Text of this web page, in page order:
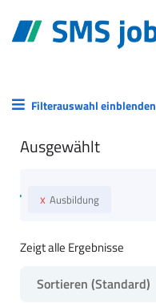
Filterauswahl einblenden
Ausgewählt
x Ausbildung
Zeigt alle Ergebnisse
Sortieren (Standard)